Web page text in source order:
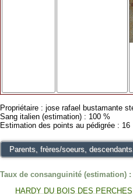
Propriétaire : jose rafael bustamante
Sang italien (estimation) : 100 %
Estimation des points au pédigrée : 16
Parents, frères/soeurs,
Taux de consanguinité (estimation) :
HARDY DU BOIS DES PERCHES